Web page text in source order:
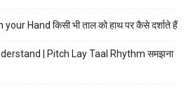
Hand किसी भी ताल को हाथ पर कैसे दर्शाते हैं
| Pitch Lay Taal Rhythm समझना